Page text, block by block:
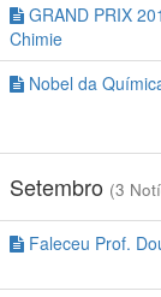
GRAND PRIX
Chimie
Nobel da
Setembro (3
Faleceu Prof.